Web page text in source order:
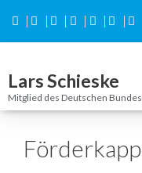
springen
Lars Schieske
Mitglied des Deutschen